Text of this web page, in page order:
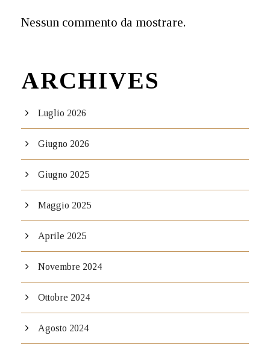
Nessun commento da mostrare.
ARCHIVES
Luglio 2026
Giugno 2026
Giugno 2025
Maggio 2025
Aprile 2025
Novembre 2024
Ottobre 2024
Agosto 2024